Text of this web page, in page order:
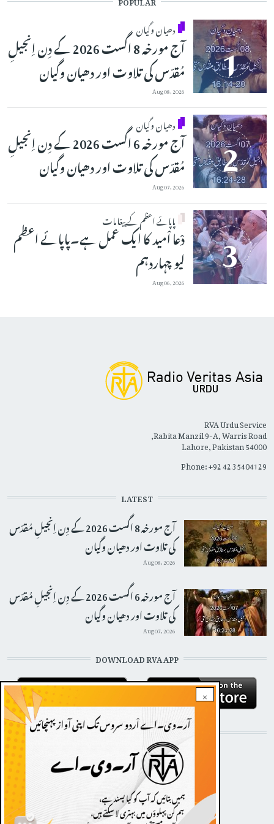
دھیان وگیان
آج مورخہ 8 اگست 2026 کے دِن اِنجیلِ
مُقدّس کی تلاوت اور دھیان وگیان
Aug 08, 2026
دھیان وگیان
آج مورخہ 6 اگست 2026 کے دِن اِنجیلِ
مُقدّس کی تلاوت اور دھیان وگیان
Aug 07, 2026
پاپائے اعظم کے پیغامات
دْعا اْمید کا ایک عمل ہے۔پاپائے اعظم
لیو چہاردہم
Aug 06, 2026
×
RVA Urdu Service
Rabita Manzil 9-A, Warris Road,
Lahore, Pakistan 54000
Phone: +92 42 35404129
LATEST
آج مورخہ 8 اگست 2026 کے دِن اِنجیلِ مُقدّس
کی تلاوت اور دھیان وگیان
Aug 08, 2026
آج مورخہ 6 اگست 2026 کے دِن اِنجیلِ مُقدّس
کی تلاوت اور دھیان وگیان
Aug 07, 2026
DOWNLOAD RVA APP
STAY CONNECTED WITH US!